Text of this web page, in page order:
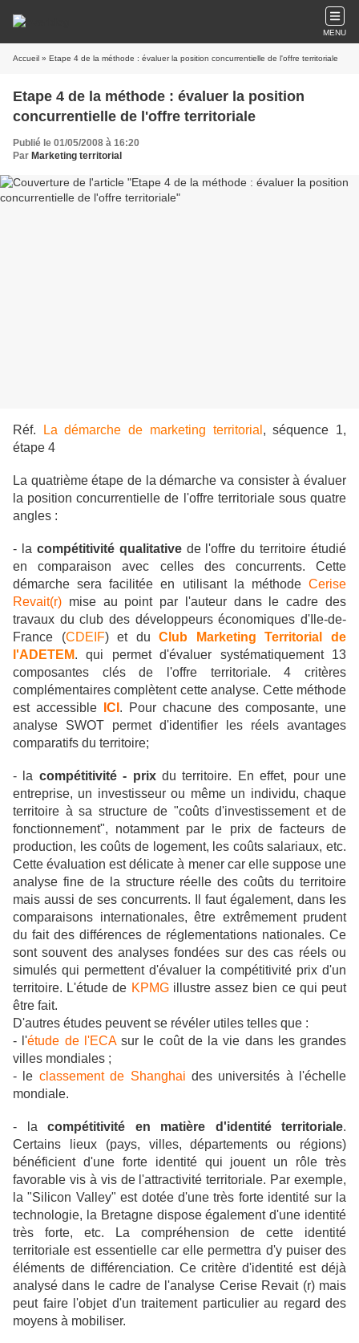
MENU
Accueil » Etape 4 de la méthode : évaluer la position concurrentielle de l'offre territoriale
Etape 4 de la méthode : évaluer la position
concurrentielle de l'offre territoriale
Publié le 01/05/2008 à 16:20
Par Marketing territorial
Réf. La démarche de marketing territorial , séquence 1,
étape 4
La quatrième étape de la démarche va consister à évaluer
la position concurrentielle de l'offre territoriale sous quatre
angles :
- la compétitivité qualitativede l'offre du territoire étudié
en comparaison avec celles des concurrents. Cette
démarche sera facilitée en utilisant la méthode Cerise
Revait(r) mise au point par l'auteur dans le cadre des
travaux du club des développeurs économiques d'Ile-de-
France (CDEIF) et duClub Marketing Territorial de
l'ADETEM. qui permet d'évaluer systématiquement 13
composantes clés de l'offre territoriale. 4 critères
complémentaires complètent cette analyse. Cette méthode
est accessible
ICI . Pour chacune des composante, une
analyse SWOT permet d'identifier les réels avantages
comparatifs du territoire;
- la compétitivité - prixdu territoire. En effet, pour une
entreprise, un investisseur ou même un individu, chaque
territoire à sa structure de "coûts d'investissement et de
fonctionnement", notamment par le prix de facteurs de
production, les coûts de logement, les coûts salariaux, etc.
Cette évaluation est délicate à mener car elle suppose une
analyse fine de la structure réelle des coûts du territoire
mais aussi de ses concurrents. Il faut également, dans les
comparaisons internationales, être extrêmement prudent
du fait des différences de réglementations nationales. Ce
sont souvent des analyses fondées sur des cas réels ou
simulés qui permettent d'évaluer la compétitivité prix d'un
territoire. L'étude de KPMGillustre assez bien ce qui peut
être fait.
D'autres études peuvent se révéler utiles telles que :
- l'étude de l'ECAsur le coût de la vie dans les grandes
villes mondiales ;
- le classement de Shanghai des universités à l'échelle
mondiale.
- la compétitivité en matière d'identité territoriale.
Certains lieux (pays, villes, départements ou régions)
bénéficient d'une forte identité qui jouent un rôle très
favorable vis à vis de l'attractivité territoriale. Par exemple,
la "Silicon Valley" est dotée d'une très forte identité sur la
technologie, la Bretagne dispose également d'une identité
très forte, etc. La compréhension de cette identité
territoriale est essentielle car elle permettra d'y puiser des
éléments de différenciation. Ce critère d'identité est déjà
analysé dans le cadre de l'analyse Cerise Revait (r) mais
peut faire l'objet d'un traitement particulier au regard des
moyens à mobiliser.